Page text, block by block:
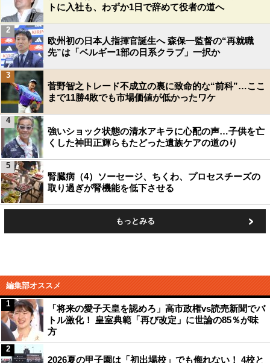
トに入社も、わずか1日で辞めて役者の道へ
欧州初の日本人指揮官誕生へ 森保一監督の“再就職
先”は「ベルギー1部の日系クラブ」一択か
2
菅野智之トレード不成立の裏に致命的な“前科”…ここ
まで11勝4敗でも市場価値が低かったワケ
3
強いショック状態の清水アキラに心配の声…子供を亡
くした神田正輝らもたどった遺族ケアの道のり
4
腎臓病（4）ソーセージ、ちくわ、プロセスチーズの
取り過ぎが腎機能を低下させる
5
もっとみる
編集部オススメ
「将来の愛子天皇を認めろ」高市政権vs読売新聞でバ
トル激化！ 皇室典範「再び改定」に世論の85％が味
方
1
2026夏の甲子園は「初出場校」でも侮れない！ 4校と
2